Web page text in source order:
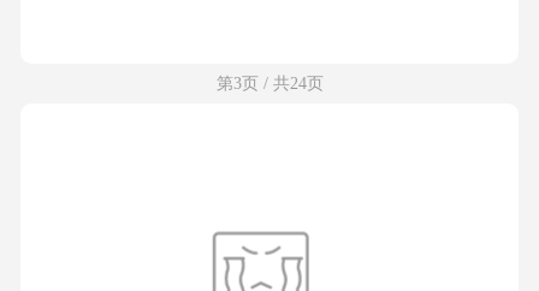
第3页 / 共24页